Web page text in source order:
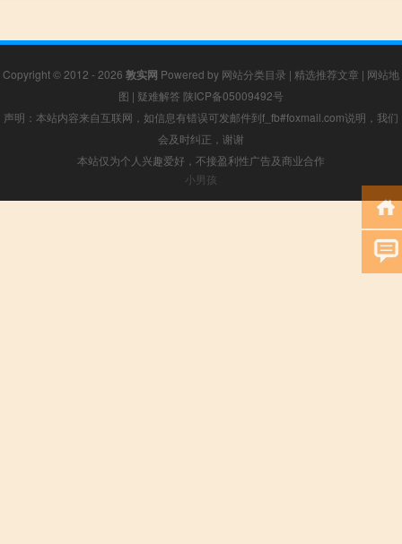
Copyright © 2012 - 2026 敦实网 Powered by 网站分类目录 | 精选推荐文章 | 网站地
图 | 疑难解答 陕ICP备05009492号
声明：本站内容来自互联网，如信息有错误可发邮件到f_fb#foxmail.com说明，我们
会及时纠正，谢谢
本站仅为个人兴趣爱好，不接盈利性广告及商业合作
小男孩